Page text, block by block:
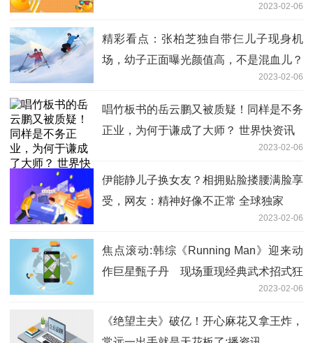
2023-02-06
精彩看点：张柏芝独自带仨儿子现身机
场，幼子正面曝光颜值高，不是混血儿？
2023-02-06
唱竹板书的岳云鹏又被质疑！同样是不务
正业，为何于谦成了大师？ 世界快资讯
2023-02-06
伊能静儿子换女友？相拥贴脸搂腰满脸享
受，网友：精神好像不正常 全球独家
2023-02-06
焦点滚动:韩综《Running Man》迎来动
作巨星甄子丹 现场重现经典武术招式狂
2023-02-06
《绝望主夫》破亿！开心麻花又拿王炸，